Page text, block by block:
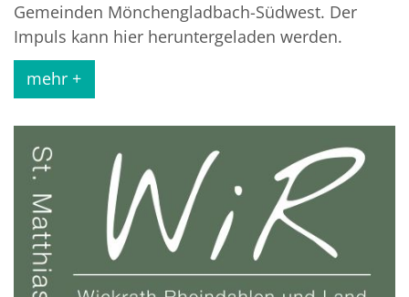
Gemeinden Mönchengladbach-Südwest. Der
Impuls kann hier heruntergeladen werden.
mehr +